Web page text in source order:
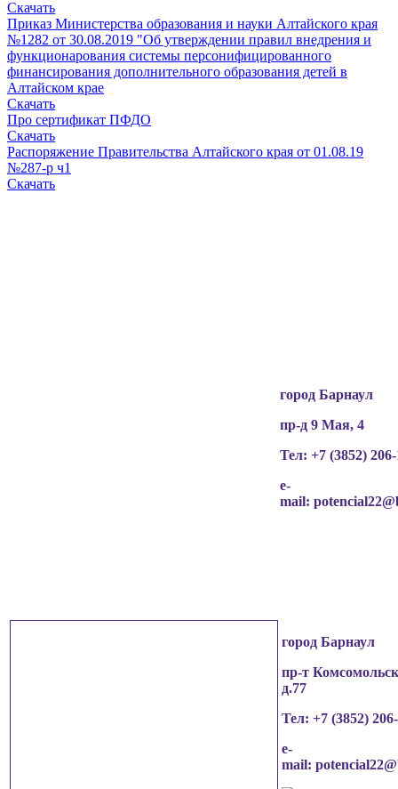
Скачать
Приказ Министерства образования и науки Алтайского края
№1282 от 30.08.2019 "Об утверждении правил внедрения и
функционарования системы персонифицированного
финансирования дополнительного образования детей в
Алтайском крае
Скачать
Про сертификат ПФДО
Скачать
Распоряжение Правительства Алтайского края от 01.08.19
№287-р ч1
Скачать
город Барнаул
пр-д 9 Мая, 4
Тел: +7 (3852)
e-
mail:
город Барнаул
пр-т
д.77
Тел: +7 (3852)
e-
mail: